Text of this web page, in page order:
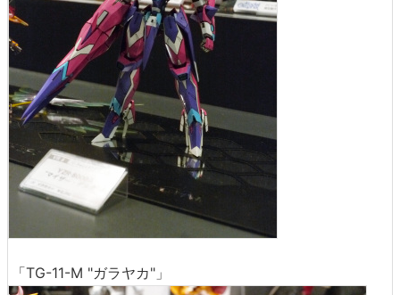
「TG-11-M "ガラヤカ"」